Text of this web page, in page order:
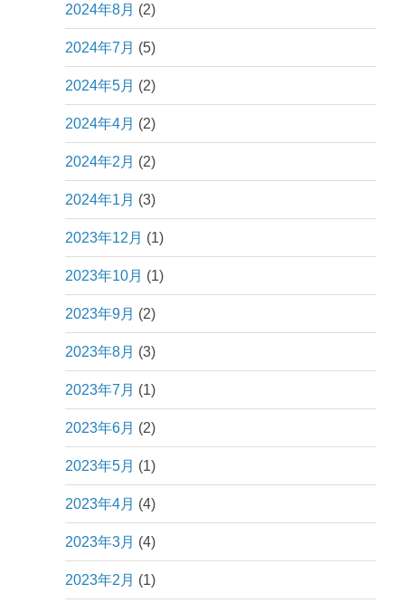
2024年8月 (2)
2024年7月 (5)
2024年5月 (2)
2024年4月 (2)
2024年2月 (2)
2024年1月 (3)
2023年12月 (1)
2023年10月 (1)
2023年9月 (2)
2023年8月 (3)
2023年7月 (1)
2023年6月 (2)
2023年5月 (1)
2023年4月 (4)
2023年3月 (4)
2023年2月 (1)